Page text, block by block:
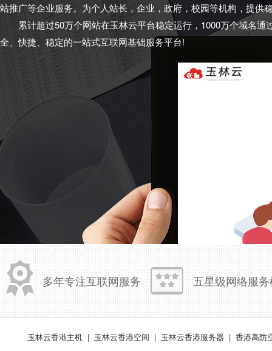
站推广等企业服务。为个人站长，企业，政府，校园等机构，提供
累计超过50万个网站在玉林云平台稳定运行，1000万个域名通
全、快捷、稳定的一站式互联网基础服务平台!
多年专注互联网服务 五星级网络服
玉林云香港主机 | 玉林云香港空间 | 玉林云香港服务器 | 香港高防